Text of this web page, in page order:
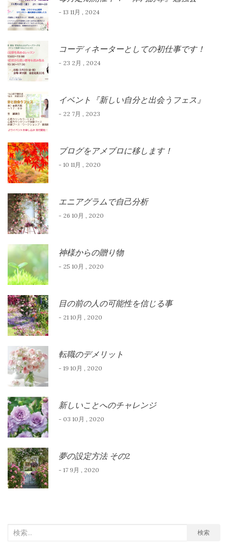
- 13 11月 , 2024
コーディネーターとしての初仕事です！
- 23 2月 , 2024
イベント『新しい自分と出会うフェス』
- 22 7月 , 2023
ブログをアメブロに移します！
- 10 11月 , 2020
エニアグラムで自己分析
- 26 10月 , 2020
神様からの贈り物
- 25 10月 , 2020
目の前の人の可能性を信じる事
- 21 10月 , 2020
転職のデメリット
- 19 10月 , 2020
新しいことへのチャレンジ
- 03 10月 , 2020
夢の設定方法 その2
- 17 9月 , 2020
検
検索